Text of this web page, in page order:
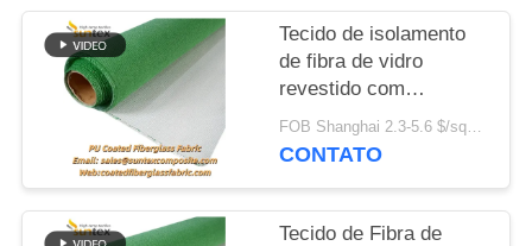
M0
Tecido de isolamento
de fibra de vidro
revestido com
vermiculita PU, à prova
de fogo, resistente a
FOB Shanghai 2.3-5.6 $/sqm MOQ:20 rolos
CONTATO
Tecido de Fibra de